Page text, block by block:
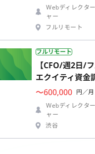
Webディレクタ
ャー
フルリモート
フルリモート
【CFO/週2日/
エクイティ資金
〜600,000 円／月
Webディレクタ
ャー
渋谷